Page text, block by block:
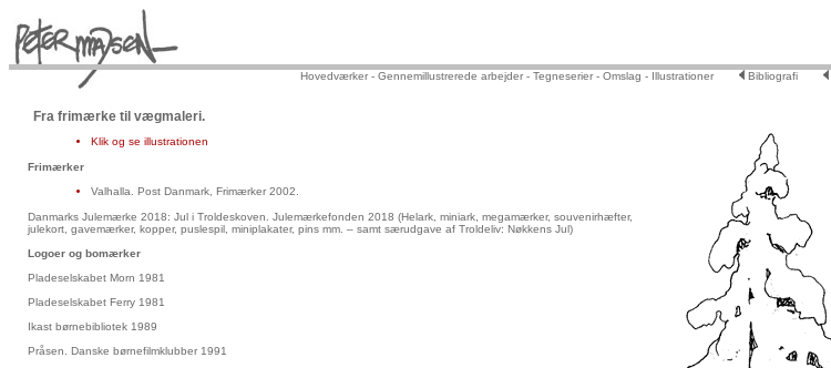
Hovedværker - Gennemillustrerede arbejder - Tegneserier - Omslag - Illustrationer Bibliografi
Fra frimærke til vægmaleri.
Klik og se illustrationen
Frimærker
Valhalla. Post Danmark, Frimærker 2002.
Danmarks Julemærke 2018: Jul i Troldeskoven. Julemærkefonden 2018 (Helark, miniark, megamærker, souvenirhæfter,
julekort, gavemærker, kopper, puslespil, miniplakater, pins mm. – samt særudgave af Troldeliv: Nøkkens Jul)
Logoer og bomærker
Pladeselskabet Morn 1981
Pladeselskabet Ferry 1981
Ikast børnebibliotek 1989
Pråsen. Danske børnefilmklubber 1991